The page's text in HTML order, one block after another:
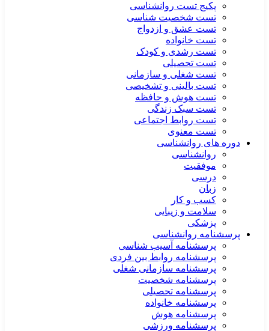
پکیج تست روانشناسی
تست شخصیت شناسی
تست عشق و ازدواج
تست خانواده
تست رشدی و کودک
تست تحصیلی
تست شغلی و سازمانی
تست بالینی و تشخیصی
تست هوش و حافظه
تست سبک زندگی
تست روابط اجتماعی
تست معنوی
دوره های روانشناسی
روانشناسی
موفقیت
درسی
زبان
کسب و کار
سلامت و زیبایی
پزشکی
پرسشنامه روانشناسی
پرسشنامه آسیب شناسی
پرسشنامه روابط بین فردی
پرسشنامه سازمانی شغلی
پرسشنامه شخصیت
پرسشنامه تحصیلی
پرسشنامه خانواده
پرسشنامه هوش
پرسشنامه ورزشی